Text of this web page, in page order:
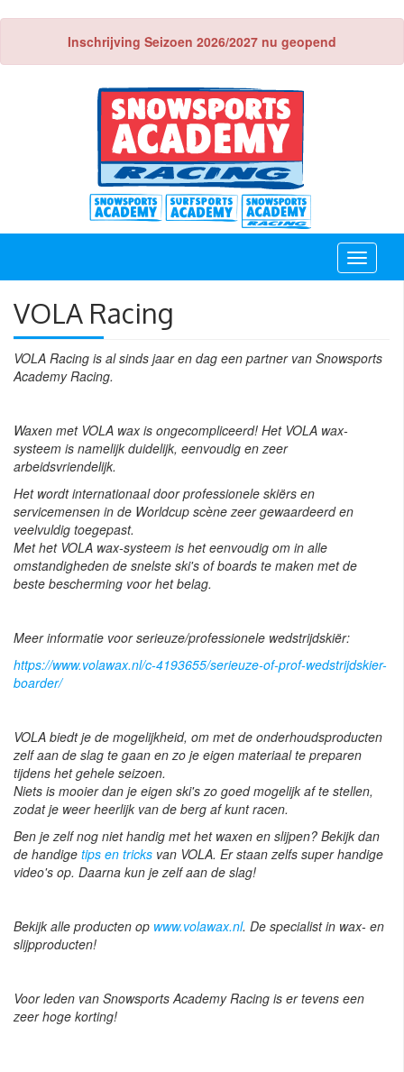
Inschrijving Seizoen 2026/2027 nu geopend
Toggle
VOLA Racing
VOLA Racing is al sinds jaar en dag een partner van Snowsports
Academy Racing.
Waxen met VOLA wax is ongecompliceerd! Het VOLA wax-
systeem is namelijk duidelijk, eenvoudig en zeer
arbeidsvriendelijk.
Het wordt internationaal door professionele skiërs en
servicemensen in de Worldcup scène zeer gewaardeerd en
veelvuldig toegepast.
Met het VOLA wax-systeem is het eenvoudig om in alle
omstandigheden de snelste ski's of boards te maken met de
beste bescherming voor het belag.
Meer informatie voor serieuze/professionele wedstrijdskiër:
https://www.volawax.nl/c-4193655/serieuze-of-prof-wedstrijdskier-
boarder/
VOLA biedt je de mogelijkheid, om met de onderhoudsproducten
zelf aan de slag te gaan en zo je eigen materiaal te preparen
tijdens het gehele seizoen.
Niets is mooier dan je eigen ski's zo goed mogelijk af te stellen,
zodat je weer heerlijk van de berg af kunt racen.
Ben je zelf nog niet handig met het waxen en slijpen? Bekijk dan
de handige tips en tricks van VOLA. Er staan zelfs super handige
video's op. Daarna kun je zelf aan de slag!
Bekijk alle producten op www.volawax.nl. De specialist in wax- en
slijpproducten!
Voor leden van Snowsports Academy Racing is er tevens een
zeer hoge korting!